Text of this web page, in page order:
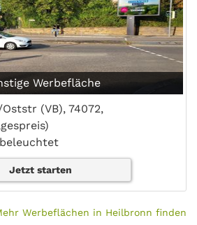
Werbefläche
(VB), 74072,
Jetzt starten
Werbeflächen in Heilbronn finden